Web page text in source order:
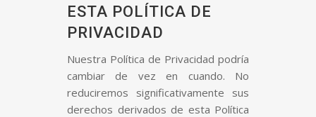
ESTA POLÍTICA DE
PRIVACIDAD
Nuestra Política de Privacidad podría
cambiar de vez en cuando. No
reduciremos significativamente sus
derechos derivados de esta Política